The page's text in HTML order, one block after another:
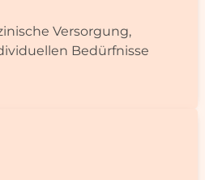
Versor­gung,
Bedürfnisse